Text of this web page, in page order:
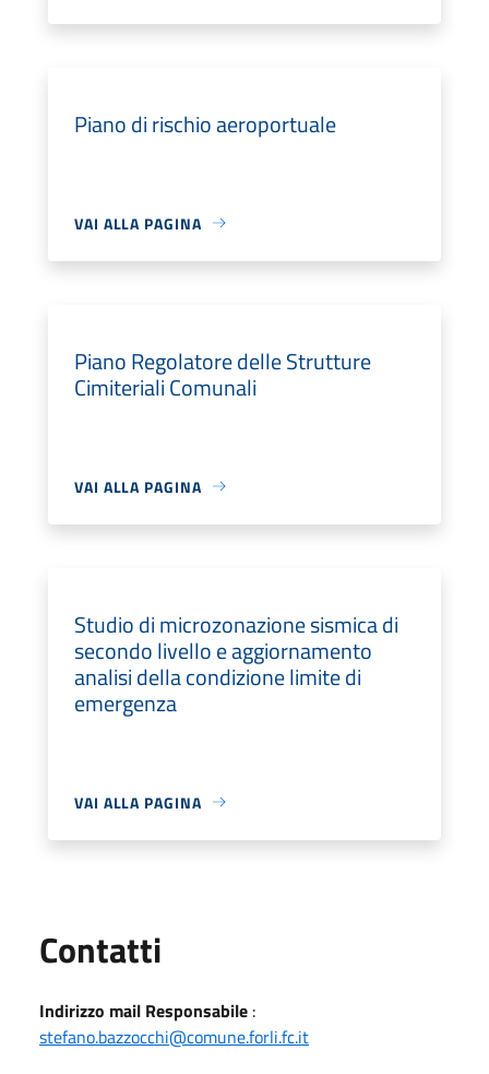
Piano di rischio aeroportuale
VAI ALLA PAGINA
Piano Regolatore delle Strutture
Cimiteriali Comunali
VAI ALLA PAGINA
Studio di microzonazione sismica di
secondo livello e aggiornamento
analisi della condizione limite di
emergenza
VAI ALLA PAGINA
Contatti
Indirizzo mail Responsabile :
stefano.bazzocchi@comune.forli.fc.it